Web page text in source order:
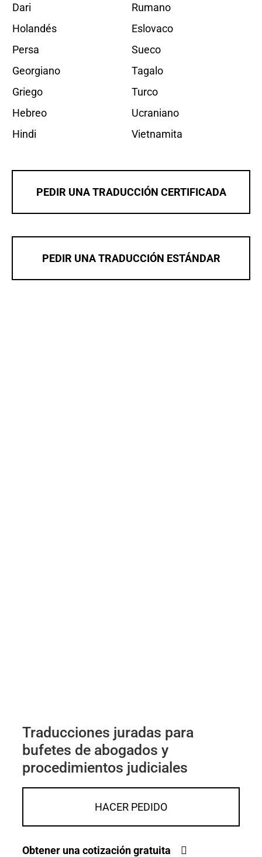
Dari
Holandés
Persa
Georgiano
Griego
Hebreo
Hindi
Rumano
Eslovaco
Sueco
Tagalo
Turco
Ucraniano
Vietnamita
PEDIR UNA TRADUCCIÓN CERTIFICADA
PEDIR UNA TRADUCCIÓN ESTÁNDAR
Traducciones juradas para
bufetes de abogados y
procedimientos judiciales
HACER PEDIDO
Obtener una cotización gratuita